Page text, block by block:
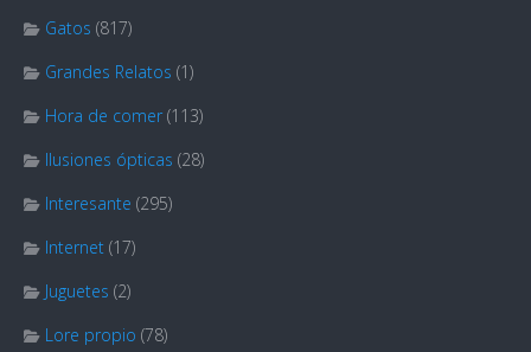
Gatos (817)
Grandes Relatos (1)
Hora de comer (113)
Ilusiones ópticas (28)
Interesante (295)
Internet (17)
Juguetes (2)
Lore propio (78)